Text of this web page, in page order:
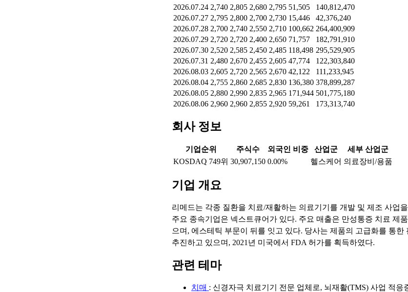
2026.07.24 2,740 2,805 2,680 2,795 51,505
140,812,470
2026.07.27 2,795 2,800 2,700 2,730 15,446
42,376,240
2026.07.28 2,700 2,740 2,550 2,710 100,662 264,400,909
2026.07.29 2,720 2,720 2,400 2,650 71,757
182,791,910
2026.07.30 2,520 2,585 2,450 2,485 118,498 295,529,905
2026.07.31 2,480 2,670 2,455 2,605 47,774
122,303,840
2026.08.03 2,605 2,720 2,565 2,670 42,122
111,233,945
2026.08.04 2,755 2,860 2,685 2,830 136,380 378,899,287
2026.08.05 2,880 2,990 2,835 2,965 171,944 501,775,180
2026.08.06 2,960 2,960 2,855 2,920 59,261 173,313,740
회사 정보
기업순위 주식수 외국인 비중 산업군
세부 산업군
KOSDAQ 749위 30,907,150 0.00% 헬스케어 의료장비/용품
기업 개요
리메드는 각종 질환을 치료/재활하는 의료기기를 개발 및 제조 사업
주요 종속기업은 넥스트큐어가 있다. 주요 매출은 만성통증 치료 제
으며, 에스테틱 부문이 뒤를 잇고 있다. 당사는 제품의 고급화를 통한
추진하고 있으며, 2021년 미국에서 FDA 허가를 획득하였다.
관련 테마
치매 : 신경자극 치료기기 전문 업체로, 뇌재활(TMS) 사업 적응